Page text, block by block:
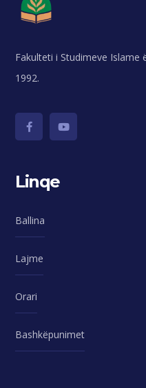
Fakulteti i Studimeve Islame
1992.
Linqe
Ballina
Lajme
Orari
Bashkëpunimet